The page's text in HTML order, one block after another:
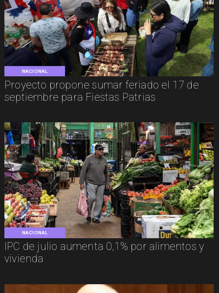
NACIONAL
Proyecto propone sumar feriado el 17 de
septiembre para Fiestas Patrias
NACIONAL
IPC de julio aumenta 0,1% por alimentos y
vivienda